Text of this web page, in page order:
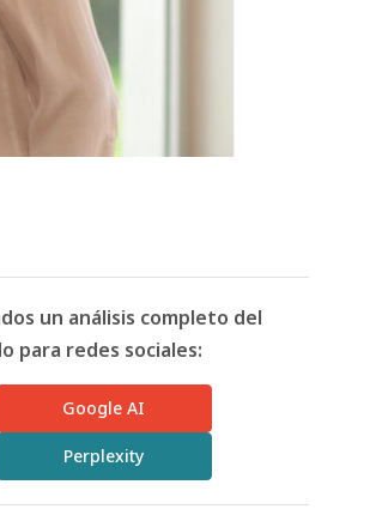
un análisis completo del
para redes sociales:
Google AI
Perplexity